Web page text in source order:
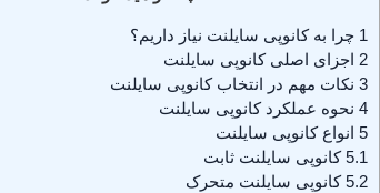
1 چرا به کانوپی سایلنت نیاز داریم؟
2 اجزای اصلی کانوپی سایلنت
3 نکات مهم در انتخاب کانوپی سایلنت
4 نحوه عملکرد کانوپی سایلنت
5 انواع کانوپی سایلنت
5.1کانوپی سایلنت ثابت
5.2کانوپی سایلنت متحرک